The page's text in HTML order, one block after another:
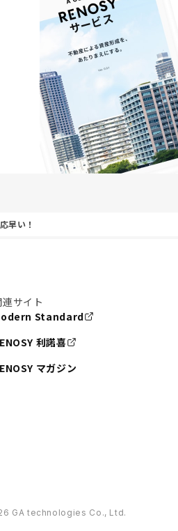
早い！
連サイト
Standard
利諾喜
マガジン
GA technologies Co., Ltd.